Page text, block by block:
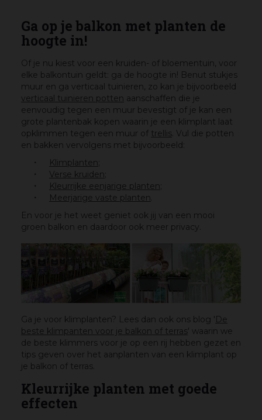
Ga op je balkon met planten de
hoogte in!
Of je nu kiest voor een kruiden- of bloementuin, voor
elke balkontuin geldt: ga de hoogte in! Benut stukjes
muur en ga verticaal tuinieren, zo kan je bijvoorbeeld
verticaal tuinieren potten aanschaffen die je
eenvoudig tegen een muur bevestigt of je kan een
grote plantenbak kopen waarin je een klimplant laat
opklimmen tegen een muur of trellis . Vul die potten
en bakken vervolgens met bijvoorbeeld:
Klimplanten
Verse kruiden
Kleurrijke eenjarige planten
Meerjarige vaste planten
En voor je het weet geniet ook jij van een mooi
groen balkon en daardoor ook meer privacy.
Ga je voor klimplanten? Lees dan ook ons blog 'De
beste klimpanten voor je balkon of terras' waarin we
de beste klimmers voor je op een rij hebben gezet en
tips geven over het aanplanten van een klimplant op
je balkon of terras.
Kleurrijke planten met goede
effecten